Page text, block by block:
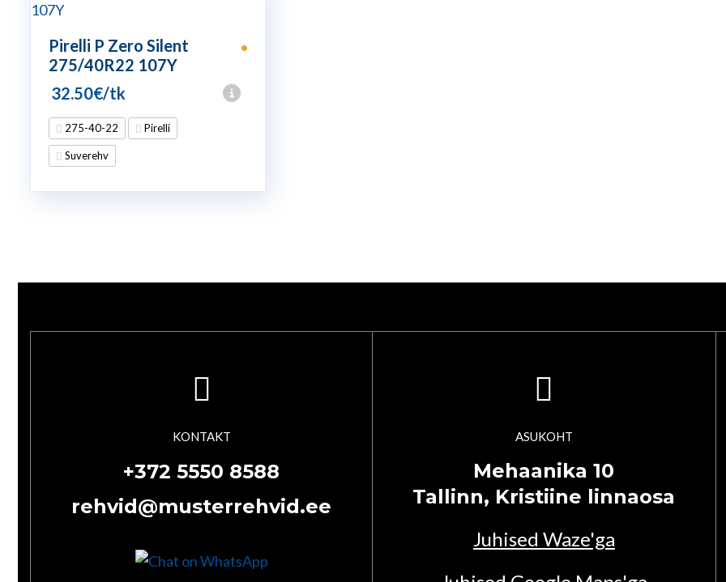
•
Pirelli P Zero Silent
275/40R22 107Y
32.50€/tk
275-40-22 Pirelli
Suverehv
KONTAKT
+372 5550 8588
rehvid@musterrehvid.ee
ASUKOHT
Mehaanika 10
Tallinn, Kristiine linnaosa
Juhised Waze'ga